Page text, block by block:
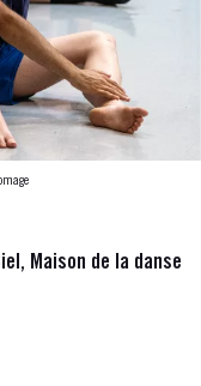
Maison de la danse